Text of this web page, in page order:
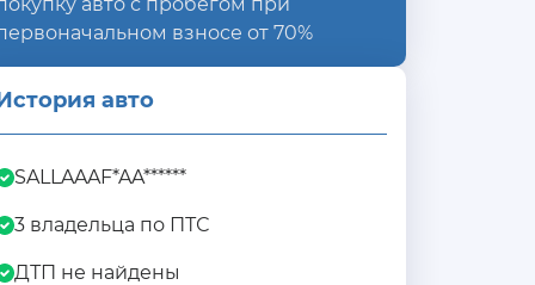
взносе от 70%
авто
SALLAAAF*AA******
3 владельца по ПТС
ДТП не найдены